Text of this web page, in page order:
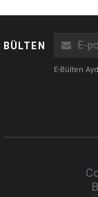
BÜLTEN
E-Bülten